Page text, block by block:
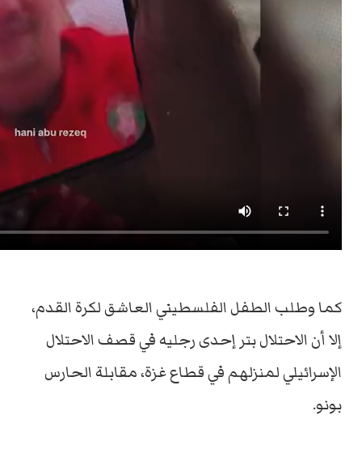
كما وطلب الطفل الفلسطيني العاشق لكرة القدم،
إلا أن الاحتلال بتر إحدى رجليه في قصف الاحتلال
الإسرائيلي لمنزلهم في قطاع غزة، مقابلة الحارس
بونو.